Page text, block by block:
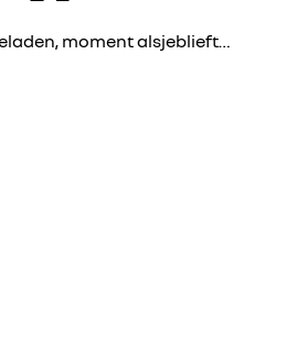
moment alsjeblieft…